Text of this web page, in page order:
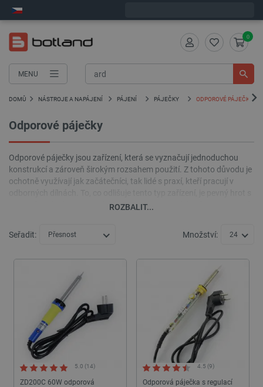
MENU
0
DOMŮ NÁSTROJE A NAPÁJENÍ PÁJENÍ PÁJEČKY ODPOROVÉ PÁJEČKY
Odporové páječky
Odporové páječky jsou zařízení, která se vyznačují jednoduchou
konstrukcí a zároveň širokým rozsahem použití. Z tohoto důvodu je
ochotně využívají jak začátečníci, tak lidé s praxí, kteří pracují v
velmi přesným hrotem. Vyhřívá se odporovým ohřívačem. K výrobě
ROZBALIT...
Seřadit: Přesnost Množství: 24
ZD200C 60W odporová
5.0 (14)
Odporová páječka s regulací
4.5 (9)